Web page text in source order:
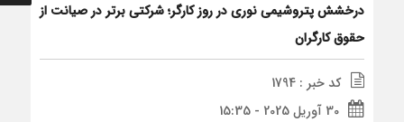
درخشش پتروشیمی نوری در روز کارگر؛ شرکتی برتر در صیانت از
حقوق کارگران
کد خبر : 1794
30 آوریل 2025 - 15:35